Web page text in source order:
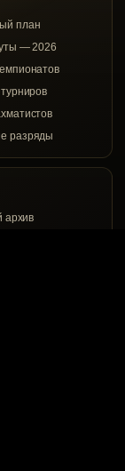
план
— 2026
разряды
архив